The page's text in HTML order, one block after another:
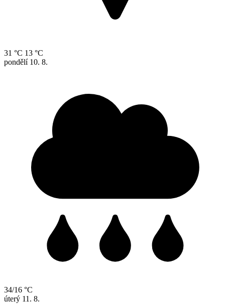
31 °C 13 °C
pondělí 10. 8.
34/16 °C
úterý 11. 8.